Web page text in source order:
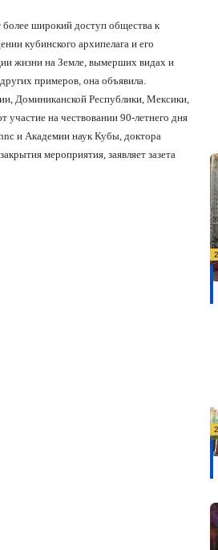
широкий доступ общества к
кубинского архипелага и его
жизни на Земле, вымерших видах и
примеров, она объявила.
Доминиканской Республики, Мексики,
на чествовании 90-летнего дня
и Академии наук Кубы, доктора
мероприятия, заявляет зазета